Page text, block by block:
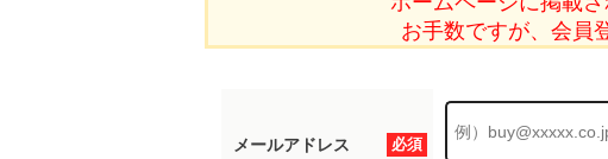
お手数ですが、会員
必須
メールアドレス